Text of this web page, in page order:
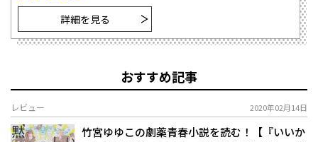
詳細を見る
おすすめ記事
レビュー 2020年02月14日
竹宮ゆゆこの劇薬青春小説を読む！【『いいか